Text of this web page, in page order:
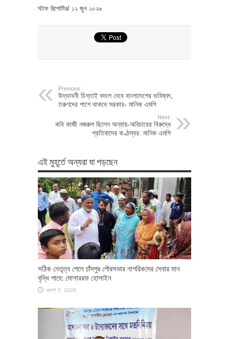
স্টাফ রিপোর্টার/ ১২ জুন ২০২৬
Previous:
উদ্ভাবনী চিন্তাই বদলে দেবে বাংলাদেশের ভবিষ্যৎ,
তরুণদের পাশে থাকবে সরকার- মানিক এমপি
Next:
কবি কাজী নজরুল ছিলেন অন্যায়-অবিচারের বিরুদ্ধে
প্রতিবাদের কণ্ঠস্বর: মানিক এমপি
এই মুহূর্তে অন্যরা যা পড়ছেন
সঠিক নেতৃত্ব পেলে চাঁদপুর পৌরসভার নাগরিকদের সেবার মান
বৃদ্ধি পাবে: মোশাররফ হোসাইন
আগস্ট 7, 2026